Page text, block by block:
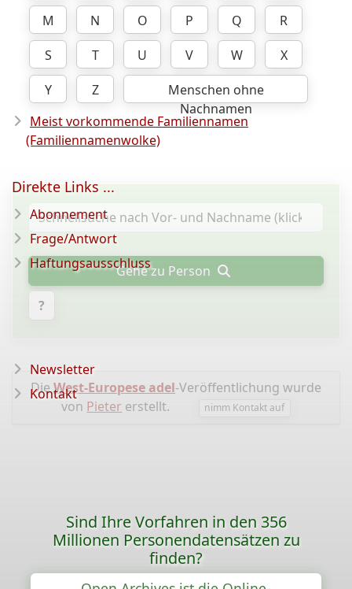
M
N O P Q
R
S
T U V W
X
Y
Z
Menschen ohne
Nachnamen
Meist vorkommende Familiennamen
(Familiennamenwolke)
Gehe zu Person
?
DieWest-Europese adel-Veröffentlichung wurde
von Pieter erstellt. nimm Kontakt auf
Direkte Links ...
Abonnement
Frage/Antwort
Haftungsausschluss
Newsletter
Kontakt
Sind Ihre Vorfahren in den 356
Millionen Personendatensätzen zu
finden?